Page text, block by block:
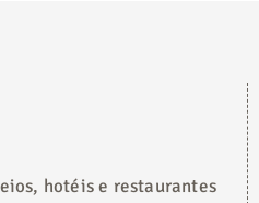
hotéis e restaurantes